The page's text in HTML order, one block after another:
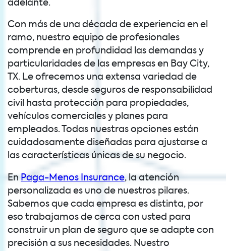
adelante.
Con más de una década de experiencia en el
ramo, nuestro equipo de profesionales
comprende en profundidad las demandas y
particularidades de las empresas en Bay City,
TX. Le ofrecemos una extensa variedad de
coberturas, desde seguros de responsabilidad
civil hasta protección para propiedades,
vehículos comerciales y planes para
empleados. Todas nuestras opciones están
cuidadosamente diseñadas para ajustarse a
las características únicas de su negocio.
En Paga-Menos Insurance, la atención
personalizada es uno de nuestros pilares.
Sabemos que cada empresa es distinta, por
eso trabajamos de cerca con usted para
construir un plan de seguro que se adapte con
precisión a sus necesidades. Nuestro